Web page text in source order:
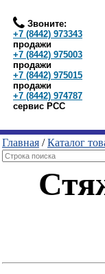
Звоните:
+7 (8442) 973343
продажи
+7 (8442) 975003
продажи
+7 (8442) 975015
продажи
+7 (8442) 974787
сервис РСС
Главная /Каталог